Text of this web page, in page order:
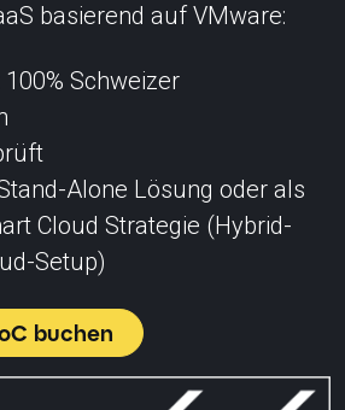
basierend auf VMware:
Schweizer
Alone Lösung oder als
Cloud Strategie (Hybrid-
Setup)
buchen